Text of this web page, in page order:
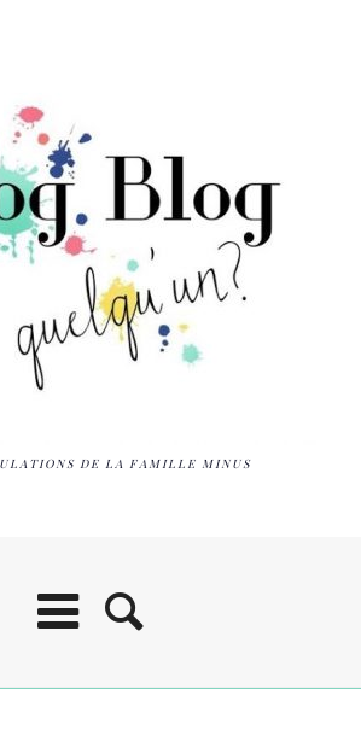
DE LA FAMILLE MINUS